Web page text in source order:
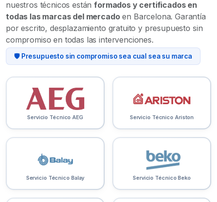
nuestros técnicos estánformados y certificados en
todas las marcas del mercadoen Barcelona. Garantía
por escrito, desplazamiento gratuito y presupuesto sin
compromiso en todas las intervenciones.
🛡️ Presupuesto sin compromiso sea cual sea su marca
Servicio Técnico AEG Servicio Técnico Ariston
Servicio Técnico Balay Servicio Técnico Beko